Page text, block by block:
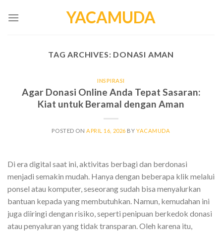
YACAMUDA
TAG ARCHIVES: DONASI AMAN
INSPIRASI
Agar Donasi Online Anda Tepat Sasaran:
Kiat untuk Beramal dengan Aman
POSTED ON APRIL 16, 2026 BYYACAMUDA
Di era digital saat ini, aktivitas berbagi dan berdonasi
menjadi semakin mudah. Hanya dengan beberapa klik melalui
ponsel atau komputer, seseorang sudah bisa menyalurkan
bantuan kepada yang membutuhkan. Namun, kemudahan ini
juga diiringi dengan risiko, seperti penipuan berkedok donasi
atau penyaluran yang tidak transparan. Oleh karena itu,